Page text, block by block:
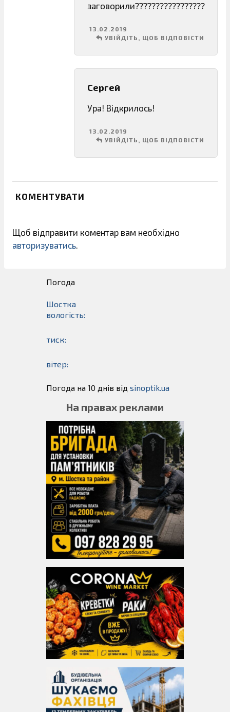
заговорили?????????????????
13.02.2019
УВІЙДІТЬ, ЩОБ ВІДПОВІСТИ
Сергей
Ура! Відкрилось!
13.02.2019
УВІЙДІТЬ, ЩОБ ВІДПОВІСТИ
КОМЕНТУВАТИ
Щоб відправити коментар вам необхідно
авторизуватись.
Погода
Шостка
вологість:
тиск:
вітер:
Погода на 10 днів від sinoptik.ua
На правах реклами